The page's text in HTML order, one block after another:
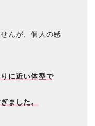
んが、個人の感
に近い体型で
ました。